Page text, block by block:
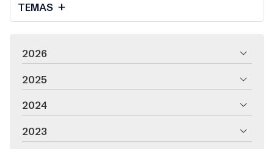
TEMAS
2026
2025
2024
2023